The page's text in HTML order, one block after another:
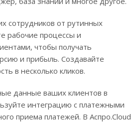
сотрудников от рутинных
рабочие процессы и
чтобы получать
и прибыль. Создавайте
в несколько кликов.
данные ваших клиентов в
интеграцию с платежными
приема платежей. В Аспро.Cloud